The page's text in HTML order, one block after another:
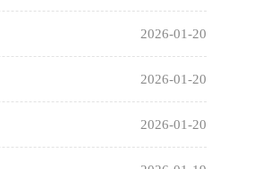
2026-01-20
2026-01-20
2026-01-20